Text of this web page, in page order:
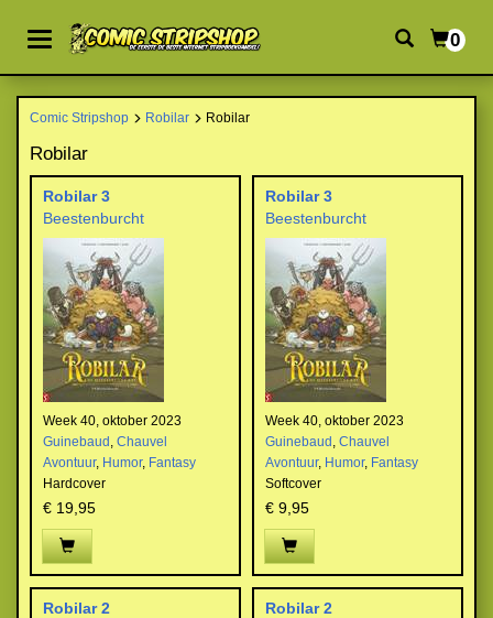
0
Comic Stripshop Robilar Robilar
Robilar
Robilar 3
Beestenburcht
Week 40, oktober 2023
Guinebaud , Chauvel
Avontuur, Humor, Fantasy
Hardcover
€ 19,95
Robilar 3
Beestenburcht
Week 40, oktober 2023
Guinebaud , Chauvel
Avontuur, Humor, Fantasy
Softcover
€ 9,95
Robilar 2
Robilar 2